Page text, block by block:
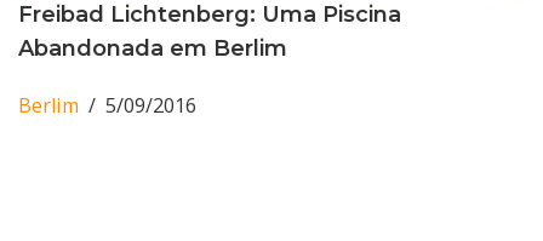
Freibad Lichtenberg: Uma Piscina
Abandonada em Berlim
Berlim 5/09/2016